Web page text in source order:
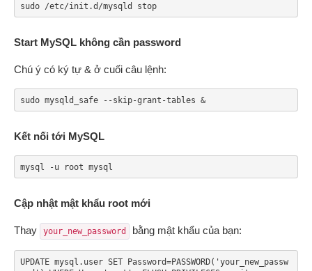
sudo /etc/init.d/mysqld stop
Start MySQL không cần password
Chú ý có ký tự & ở cuối câu lệnh:
sudo mysqld_safe --skip-grant-tables &
Kết nối tới MySQL
mysql -u root mysql
Cập nhật mật khẩu root mới
Thay your_new_password bằng mật khẩu của bạn:
UPDATE mysql.user SET Password=PASSWORD('your_new_passw